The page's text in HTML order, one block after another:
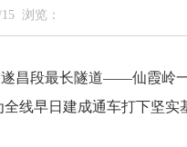
浏览：
遂昌段最长隧道——仙霞岭
线早日建成通车打下坚实